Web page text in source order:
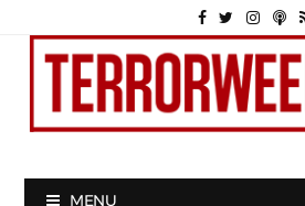
MENU